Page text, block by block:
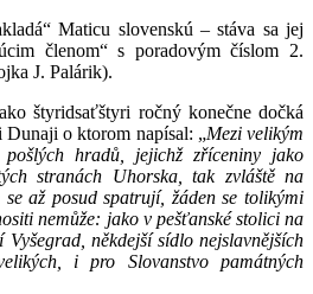
Maticu slovenskú – stáva sa jej
členom“ s poradovým číslom 2.
J. Palárik).
štyridsaťštyri ročný konečne dočká
o ktorom napísal: „Mezi velikým
pošlých hradů, jejichž zříceniny jako
stranách Uhorska, tak zvláště na
až posud spatrují, žáden se tolikými
nemůže: jako v pešťanské stolici na
někdejší sídlo nejslavnějších
i pro Slovanstvo památných